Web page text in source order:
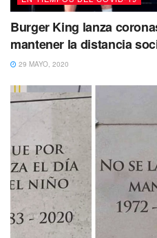
Burger King lanza
mantener la distancia
29 MAYO, 2020